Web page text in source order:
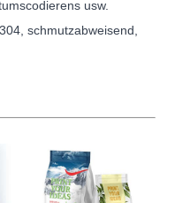
usw.
schmutzabweisend,